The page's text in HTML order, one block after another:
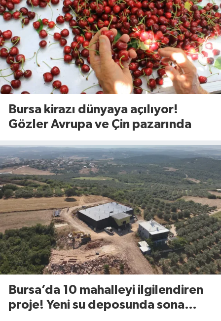
Bursa kirazı dünyaya açılıyor!
Gözler Avrupa ve Çin pazarında
Bursa’da 10 mahalleyi ilgilendiren
proje! Yeni su deposunda sona